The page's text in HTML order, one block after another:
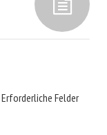
Erforderliche Felder